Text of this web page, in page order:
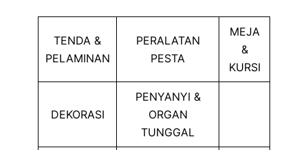
TENDA &
PELAMINAN
PERALATAN
PESTA
MEJA
&
KURSI
DEKORASI
PENYANYI &
ORGAN
TUNGGAL